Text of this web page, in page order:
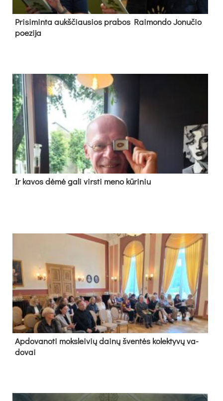
Pri­si­min­ta aukš­čiau­sios pra­bos Rai­mon­do Jo­nu­čio
poe­zi­ja
Ir ka­vos dė­mė ga­li virs­ti me­no kū­ri­niu
Ap­do­va­no­ti moks­lei­vių dai­nų šven­tės ko­lek­ty­vų va­
do­vai